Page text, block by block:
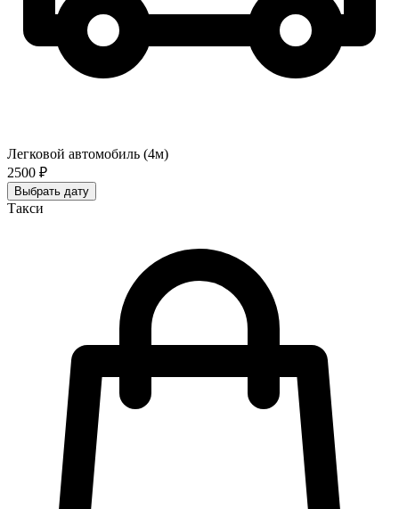
Легковой автомобиль (4м)
2500 ₽
Выбрать дату
Такси